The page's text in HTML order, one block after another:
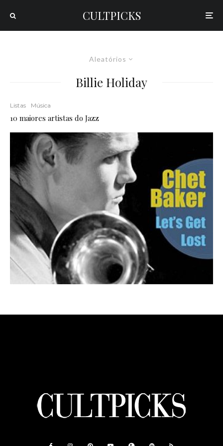
CULTPICKS
Aleatórios
Billie Holiday
Listas Música
10 maiores artistas do Jazz